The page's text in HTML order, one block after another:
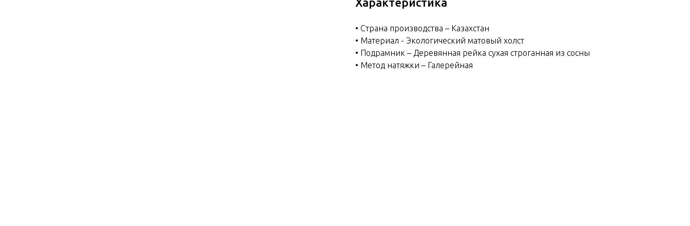
• Страна производства – Казахстан
• Материал - Экологический матовый холст
• Подрамник – Деревянная рейка сухая строганная из сосны
• Метод натяжки – Галерейная